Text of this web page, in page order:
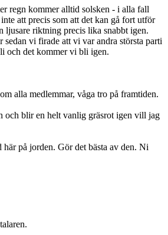
kommer alltid solsken - i alla fall
att precis som att det kan gå fort utför
ljusare riktning precis lika snabbt igen.
sedan vi firade att vi var andra största parti
och det kommer vi bli igen.
alla medlemmar, våga tro på framtiden.
och blir en helt vanlig gräsrot igen vill jag
på jorden. Gör det bästa av den. Ni